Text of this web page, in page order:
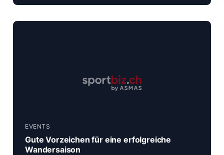
EVENTS
Gute Vorzeichen für eine erfolgreiche
Wandersaison